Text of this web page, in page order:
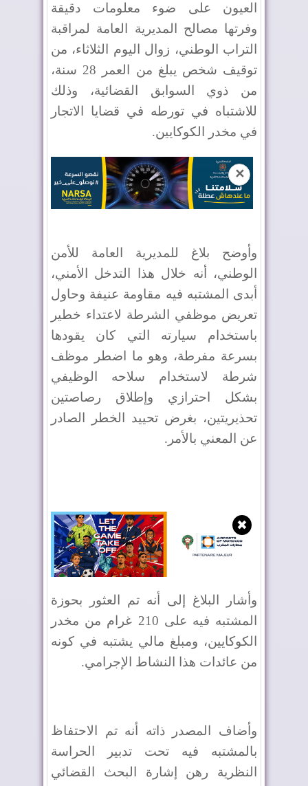
العيون على ضوء معلومات دقيقة
وفرتها مصالح المديرية العامة لمراقبة
التراب الوطني، زوال اليوم الثلاثاء، من
توقيف شخص يبلغ من العمر 28 سنة،
من ذوي السوابق القضائية، وذلك
للاشتباه في تورطه في قضايا الاتجار
في مخدر الكوكايين.
✕
وأوضح بلاغ للمديرية العامة للأمن
الوطني، أنه خلال هذا التدخل الأمني،
أبدى المشتبه فيه مقاومة عنيفة وحاول
تعريض موظفي الشرطة لاعتداء خطير
باستخدام سيارته التي كان يقودها
بسرعة مفرطة، وهو ما اضطر موظف
شرطة لاستخدام سلاحه الوظيفي
بشكل احترازي وإطلاق رصاصتين
تحذيريتين، بغرض تحييد الخطر الصادر
عن المعني بالأمر.
✖
وأشار البلاغ إلى أنه تم العثور بحوزة
المشتبه فيه على 210 غرام من مخدر
الكوكايين، ومبلغ مالي يشتبه في كونه
من عائدات هذا النشاط الإجرامي.
وأضاف المصدر ذاته أنه تم الاحتفاظ
بالمشتبه فيه تحت تدبير الحراسة
النظرية رهن إشارة البحث القضائي